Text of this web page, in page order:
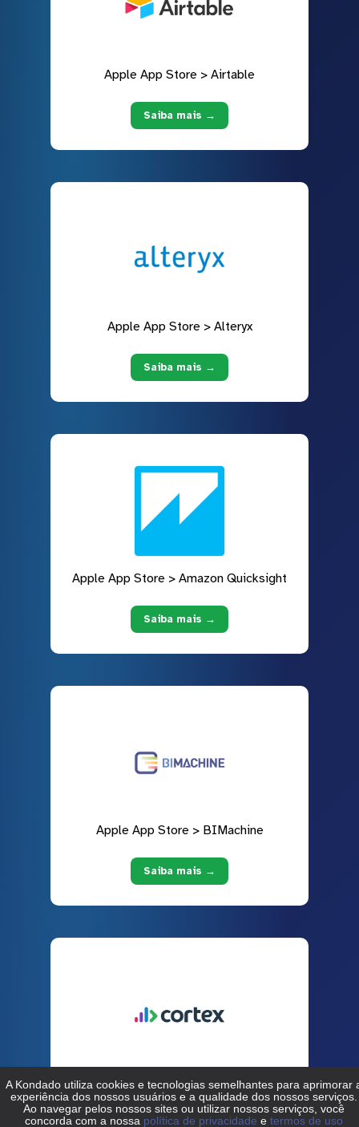
Apple App Store > Airtable
Saiba mais →
Apple App Store > Alteryx
Saiba mais →
Apple App Store > Amazon Quicksight
Saiba mais →
Apple App Store > BIMachine
Saiba mais →
Apple App Store > Cortex
Saiba mais →